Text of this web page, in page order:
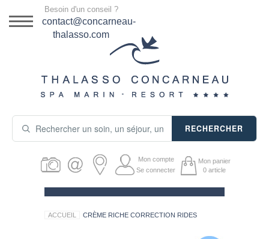
DESTINATION
SÉJOURS THALASSO
PRODUITS COSMÉTIQUES
GUIDE CADEAUX
Besoin d'un conseil ?
contact@concarneau-
thalasso.com
RECHERCHER
Mon compte
Se connecter
Mon panier
0 article
ACCUEIL CRÈME RICHE CORRECTION RIDES